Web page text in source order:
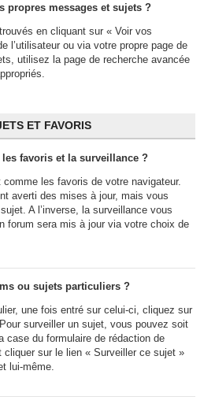
propres messages et sujets ?
en cliquant sur « Voir vos
l’utilisateur ou via votre propre page de
utilisez la page de recherche avancée
ET FAVORIS
favoris et la surveillance ?
les favoris de votre navigateur.
averti des mises à jour, mais vous
A l’inverse, la surveillance vous
forum sera mis à jour via votre choix de
ou sujets particuliers ?
une fois entré sur celui-ci, cliquez sur
surveiller un sujet, vous pouvez soit
case du formulaire de rédaction de
sur le lien « Surveiller ce sujet »
lui-même.